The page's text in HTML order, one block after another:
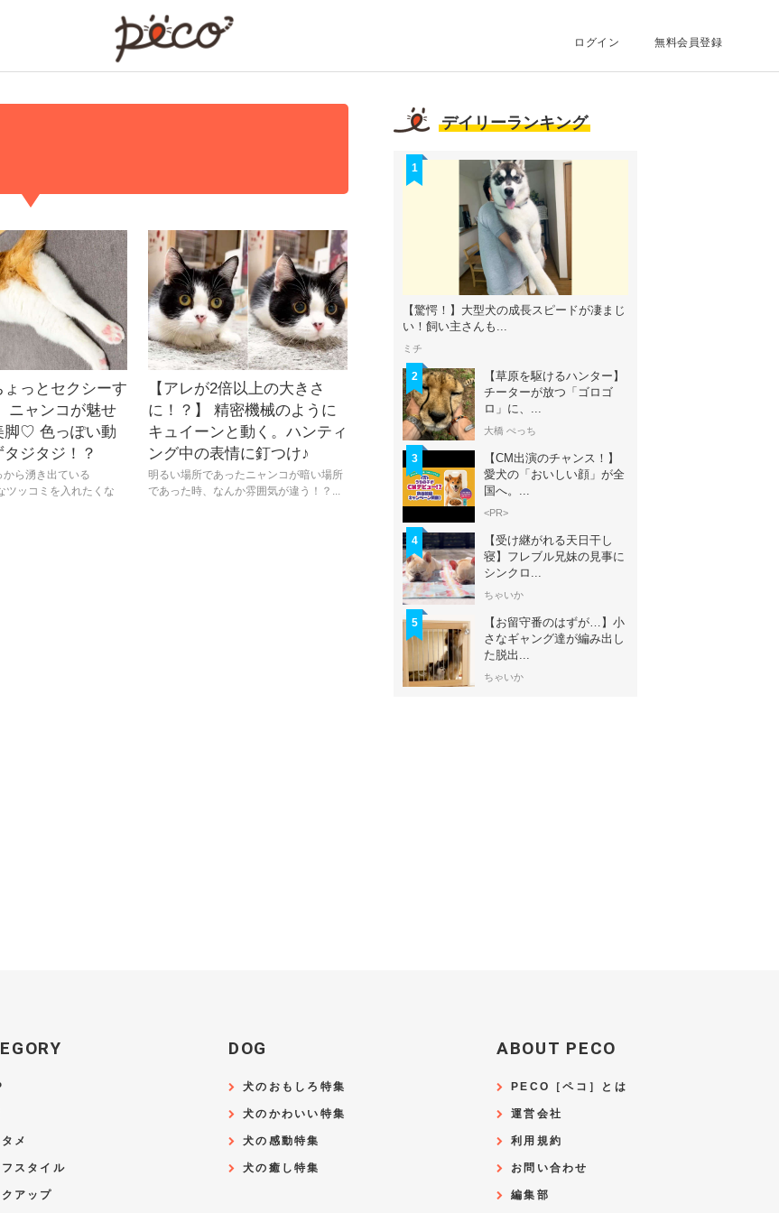
ログイン 無料会員登録
ょっとセクシーす
ニャンコが魅せ
脚♡ 色っぽい動
ジタジ！？
ら湧き出ている
ツッコミを入れたくな
【アレが2倍以上の大きさ
に！？】 精密機械のように
キュイーンと動く。ハンティ
ング中の表情に釘つけ♪
明るい場所であったニャンコが暗い場所
であった時、なんか雰囲気が違う！？...
デイリーランキング
1
【驚愕！】大型犬の成長スピードが凄まじ
い！飼い主さんも...
ミチ
2
【草原を駆けるハンター】
チーターが放つ「ゴロゴ
ロ」に、...
大橋 ぺっち
3
【CM出演のチャンス！】
愛犬の「おいしい顔」が全
国へ。...
<PR>
4
【受け継がれる天日干し
寝】フレブル兄妹の見事に
シンクロ...
ちゃいか
5
【お留守番のはずが…】小
さなギャング達が編み出し
た脱出...
ちゃいか
メ
スタイル
アップ
DOG
犬のおもしろ特集
犬のかわいい特集
犬の感動特集
犬の癒し特集
ABOUT PECO
PECO［ペコ］とは
運営会社
利用規約
お問い合わせ
編集部